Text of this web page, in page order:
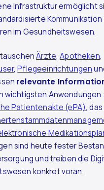
Infrastruktur ermöglicht
im Gesundheitswesen.
tauschenÄrzte,Apotheken,
,Pflegeeinrichtungen
relevante
wichtigsten Anwendungen
Patientenakte (ePA), das
sind heute fester
und treiben die
konkret voran.